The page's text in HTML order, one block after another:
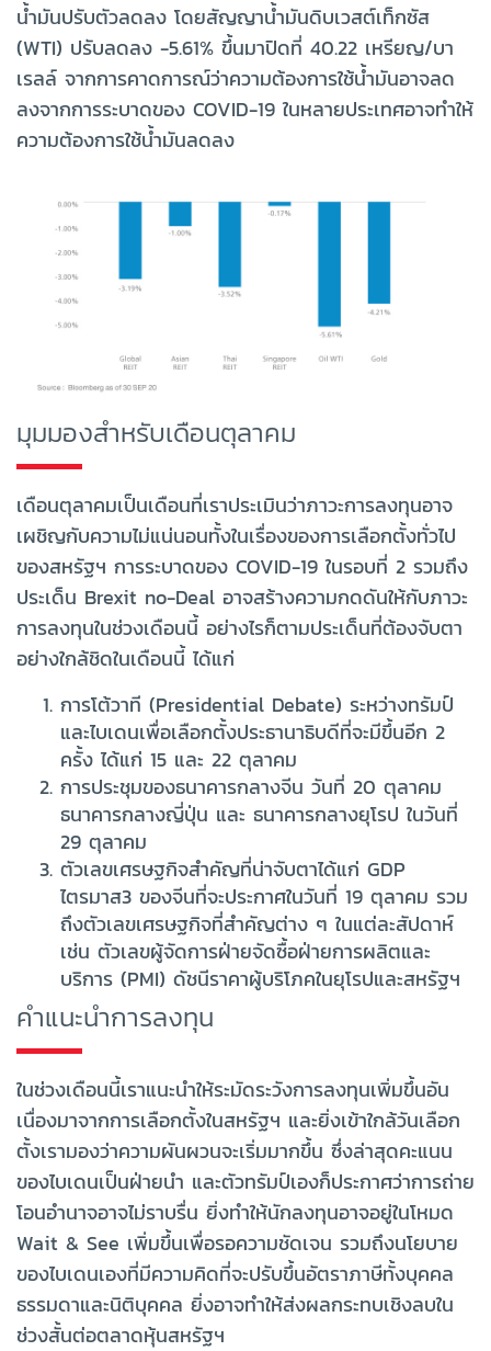
น้ำมันปรับตัวลดลง โดยสัญญาน้ำมันดิบเวสต์เท็กซัส
(WTI) ปรับลดลง -5.61% ขึ้นมาปิดที่ 40.22 เหรียญ/บา
เรลล์ จากการคาดการณ์ว่าความต้องการใช้น้ำมันอาจลด
ลงจากการระบาดของ COVID-19 ในหลายประเทศอาจทำให้
ความต้องการใช้น้ำมันลดลง
มุมมองสำหรับเดือนตุลาคม
เดือนตุลาคมเป็นเดือนที่เราประเมินว่าภาวะการลงทุนอาจ
เผชิญกับความไม่แน่นอนทั้งในเรื่องของการเลือกตั้งทั่วไป
ของสหรัฐฯ การระบาดของ COVID-19 ในรอบที่ 2 รวมถึง
ประเด็น Brexit no-Deal อาจสร้างความกดดันให้กับภาวะ
การลงทุนในช่วงเดือนนี้ อย่างไรก็ตามประเด็นที่ต้องจับตา
อย่างใกล้ชิดในเดือนนี้ ได้แก่
การโต้วาที (Presidential Debate) ระหว่างทรัมป์
และไบเดนเพื่อเลือกตั้งประธานาธิบดีที่จะมีขึ้นอีก 2
ครั้ง ได้แก่ 15 และ 22 ตุลาคม
การประชุมของธนาคารกลางจีน วันที่ 20 ตุลาคม
ธนาคารกลางญี่ปุ่น และ ธนาคารกลางยุโรป ในวันที่
29 ตุลาคม
ตัวเลขเศรษฐกิจสำคัญที่น่าจับตาได้แก่ GDP
ไตรมาส3 ของจีนที่จะประกาศในวันที่ 19 ตุลาคม รวม
ถึงตัวเลขเศรษฐกิจที่สำคัญต่าง ๆ ในแต่ละสัปดาห์
เช่น ตัวเลขผู้จัดการฝ่ายจัดซื้อฝ่ายการผลิตและ
บริการ (PMI) ดัชนีราคาผู้บริโภคในยุโรปและสหรัฐฯ
คำแนะนำการลงทุน
ในช่วงเดือนนี้เราแนะนำให้ระมัดระวังการลงทุนเพิ่มขึ้นอัน
เนื่องมาจากการเลือกตั้งในสหรัฐฯ และยิ่งเข้าใกล้วันเลือก
ตั้งเรามองว่าความผันผวนจะเริ่มมากขึ้น ซึ่งล่าสุดคะแนน
ของไบเดนเป็นฝ่ายนำ และตัวทรัมป์เองก็ประกาศว่าการถ่าย
โอนอำนาจอาจไม่ราบรื่น ยิ่งทำให้นักลงทุนอาจอยู่ในโหมด
Wait & See เพิ่มขึ้นเพื่อรอความชัดเจน รวมถึงนโยบาย
ของไบเดนเองที่มีความคิดที่จะปรับขึ้นอัตราภาษีทั้งบุคคล
ธรรมดาและนิติบุคคล ยิ่งอาจทำให้ส่งผลกระทบเชิงลบใน
ช่วงสั้นต่อตลาดหุ้นสหรัฐฯ